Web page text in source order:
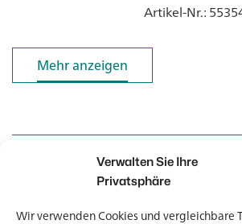
Verwalten Sie Ihre
Privatsphäre
Wir verwenden Cookies und vergleichbare
Artikel-Nr.:
Mehr anzeigen
Mehr anzeigen
Kontakt
Kontakt